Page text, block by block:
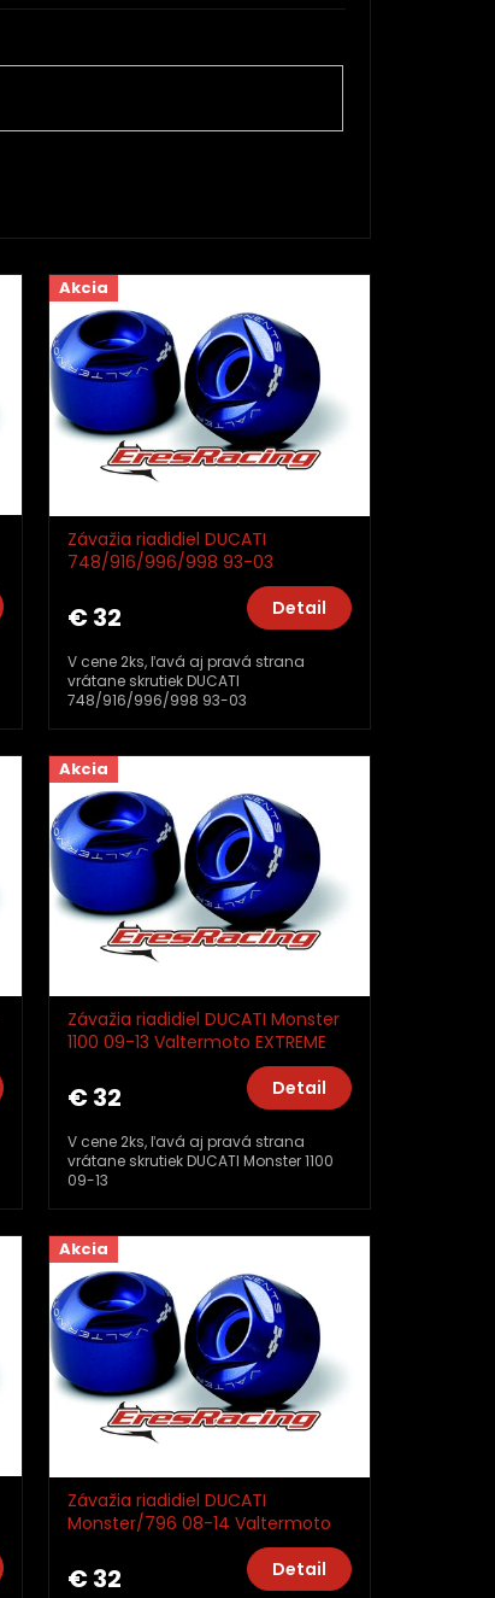
Akcia
Závažia riadidiel DUCATI
748/916/996/998 93-03
Valtermoto EXTREME TMA10_TM01
€ 32 Detail
V cene 2ks, ľavá aj pravá strana
vrátane skrutiek DUCATI
748/916/996/998 93-03
Akcia
Závažia riadidiel DUCATI Monster
1100 09-13 Valtermoto EXTREME
€ 32 Detail
V cene 2ks, ľavá aj pravá strana
vrátane skrutiek DUCATI Monster 1100
09-13
Akcia
Závažia riadidiel DUCATI
Monster/796 08-14 Valtermoto
€ 32 Detail